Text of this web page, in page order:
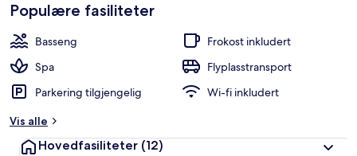
Populære fasiliteter
Basseng
Frokost inkludert
Spa
Flyplasstransport
Parkering tilgjengelig
Wi-fi inkludert
Vis alle
Hovedfasiliteter (12)